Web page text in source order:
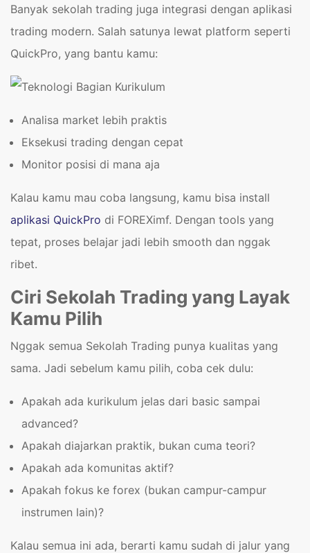
Banyak sekolah trading juga integrasi dengan aplikasi
trading modern. Salah satunya lewat platform seperti
QuickPro, yang bantu kamu:
Analisa market lebih praktis
Eksekusi trading dengan cepat
Monitor posisi di mana aja
Kalau kamu mau coba langsung, kamu bisa install
aplikasi QuickPro di FOREXimf. Dengan tools yang
tepat, proses belajar jadi lebih smooth dan nggak
ribet.
Ciri Sekolah Trading yang Layak
Kamu Pilih
Nggak semua Sekolah Trading punya kualitas yang
sama. Jadi sebelum kamu pilih, coba cek dulu:
Apakah ada kurikulum jelas dari basic sampai
advanced?
Apakah diajarkan praktik, bukan cuma teori?
Apakah ada komunitas aktif?
Apakah fokus ke forex (bukan campur-campur
instrumen lain)?
Kalau semua ini ada, berarti kamu sudah di jalur yang